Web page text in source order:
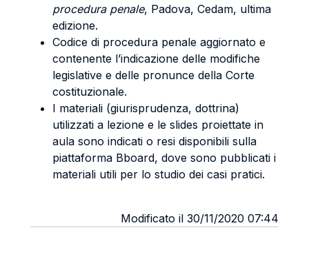
procedura penale, Padova, Cedam, ultima
edizione.
Codice di procedura penale aggiornato e
contenente l’indicazione delle modifiche
legislative e delle pronunce della Corte
costituzionale.
I materiali (giurisprudenza, dottrina)
utilizzati a lezione e le slides proiettate in
aula sono indicati o resi disponibili sulla
piattaforma Bboard, dove sono pubblicati i
materiali utili per lo studio dei casi pratici.
Modificato il 30/11/2020 07:44